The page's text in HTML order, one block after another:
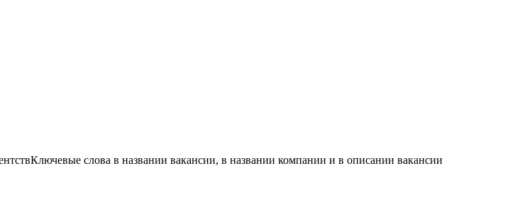
Ключевые слова в названии вакансии, в названии компании и в описании вакансии